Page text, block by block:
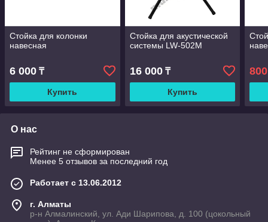
Стойка для колонки
навесная
6 000 ₸
Купить
Стойка для акустической
системы LW-502M
16 000₸
Купить
800
О нас
Рейтинг не сформирован
Менее 5 отзывов за последний год
Работает с 13.06.2012
г. Алматы
р-н Алмалинский, ул. Ади Шарипова, д. 100 (цокольный